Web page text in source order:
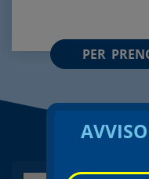
PER